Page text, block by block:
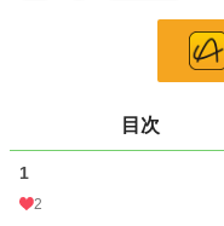
初回公開日時 2023.10.28 08:44
初回完結日時
目次
1
2